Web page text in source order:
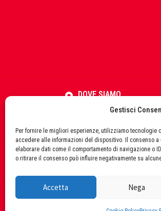
Gestisci
Per fornire le migliori esperienze, utilizziamo tecnologie
accedere alle informazioni del dispositivo. Il consenso
elaborare dati come il comportamento di navigazione o
o ritirare il consenso può influire negativamente su
Accetta Nega
DOVE SIAMO
Pio delle Camere (AQ)
FT